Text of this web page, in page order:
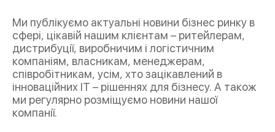
Ми публікуємо актуальні новини бізнес ринку в
сфері, цікавій нашим клієнтам – ритейлерам,
дистрибуції, виробничим і логістичним
компаніям, власникам, менеджерам,
співробітникам, усім, хто зацікавлений в
інноваційних IT – рішеннях для бізнесу. А також
ми регулярно розміщуємо новини нашої
компанії.